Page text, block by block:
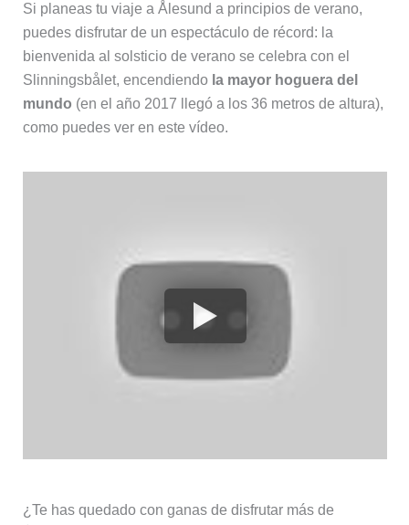
Si planeas tu viaje a Ålesund a principios de verano,
puedes disfrutar de un espectáculo de récord: la
bienvenida al solsticio de verano se celebra con el
Slinningsbålet, encendiendo la mayor hoguera del
mundo (en el año 2017 llegó a los 36 metros de altura),
como puedes ver en este vídeo.
¿Te has quedado con ganas de disfrutar más de